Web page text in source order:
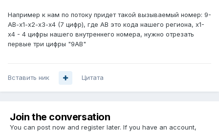
Например к нам по потоку придет такой вызываемый номер: 9-
AB-x1-x2-x3-x4 (7 цифр), где AB это кода нашего региона, х1-
х4 - 4 цифры нашего внутреннего номера, нужно отрезать
первые три цифры "9АВ"
Вставить ник Цитата
Join the conversation
You can post now and register later. If you have an account,